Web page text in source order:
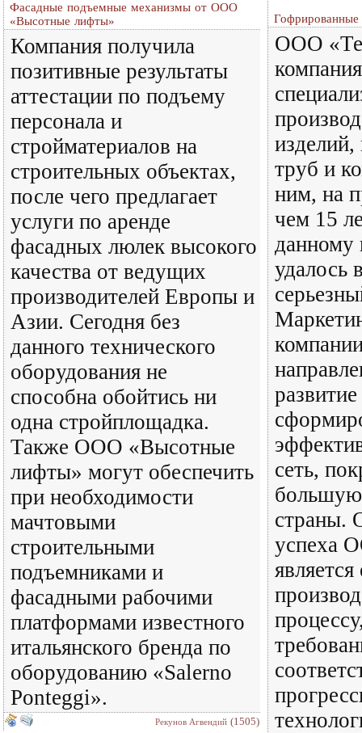
Фасадные подъемные механизмы от ООО
«Высотные лифты»
Компания получила
позитивные результаты
аттестации по подъему
персонала и
стройматериалов на
строительных объектах,
после чего предлагает
услуги по аренде
фасадных люлек высокого
качества от ведущих
производителей Европы и
Азии. Сегодня без
данного технического
оборудования не
способна обойтись ни
одна стройплощадка.
Также ООО «Высотные
лифты» могут обеспечить
при необходимости
мачтовыми
строительными
подъемниками и
фасадными рабочими
платформами известного
итальянского бренда по
оборудованию «Salerno
Ponteggi».
Рекунов Агвендий (1505)
Гофрированные
ООО
изделий,
труб и
ним, на
чем 15
данному
удалось
сеть,
большую
страны.
успеха